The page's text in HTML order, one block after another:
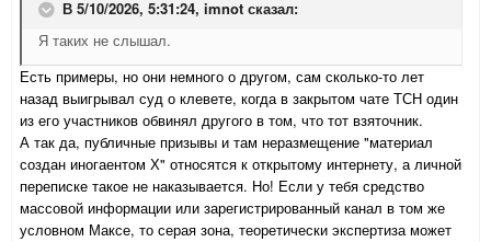
В 5/10/2026, 5:31:24, imnot сказал:
Я таких не слышал.
Есть примеры, но они немного о другом, сам сколько-то лет
назад выигрывал суд о клевете, когда в закрытом чате ТСН один
из его участников обвинял другого в том, что тот взяточник.
А так да, публичные призывы и там неразмещение "материал
создан иногаентом Х" относятся к открытому интернету, а личной
переписке такое не наказывается. Но! Если у тебя средство
массовой информации или зарегистрированный канал в том же
условном Максе, то серая зона, теоретически экспертиза может